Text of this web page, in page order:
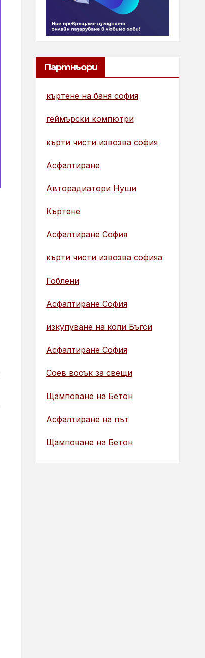
Партньори
къртене на баня софия
геймърски компютри
кърти чисти извозва софия
Асфалтиране
Авторадиатори Нуши
Къртене
Асфалтиране София
кърти чисти извозва софияа
Гоблени
Асфалтиране София
изкупуване на коли Бъгси
Асфалтиране София
Соев восък за свещи
Щамповане на Бетон
Асфалтиране на път
Щамповане на Бетон